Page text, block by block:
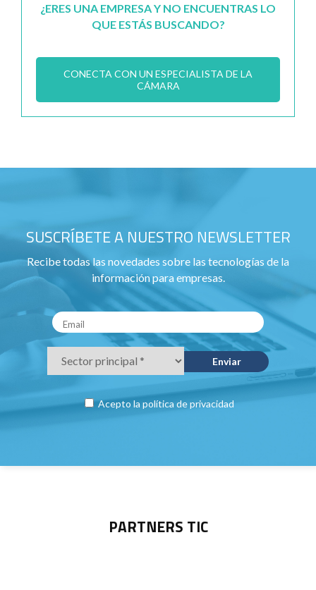
¿ERES UNA EMPRESA Y NO ENCUENTRAS LO
QUE ESTÁS BUSCANDO?
CONECTA CON UN ESPECIALISTA DE LA
CÁMARA
SUSCRÍBETE A NUESTRO NEWSLETTER
Recibe todas las novedades sobre las tecnologías de la
información para empresas.
Acepto la política de privacidad
PARTNERS TIC